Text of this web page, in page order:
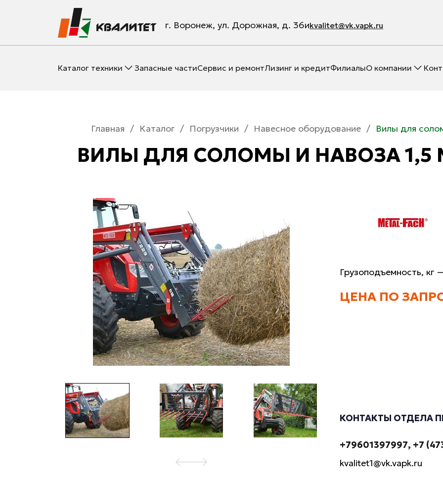
г. Воронеж, ул. Дорожная, д. 36иkvalitet@vk.vapk.ru
Каталог техники Запасные частиСервис и ремонтЛизинг и кредитФилиалыО компании
Главная / Каталог / Погрузчики / Навесное оборудование / Вилы для
ВИЛЫ ДЛЯ СОЛОМЫ И НАВОЗА 1,5 М
Грузоподъемность, кг
ЦЕНА ПО
КОНТАКТЫ ОТДЕЛА
+79601397997 +7
kvalitet1@vk.vapk.ru